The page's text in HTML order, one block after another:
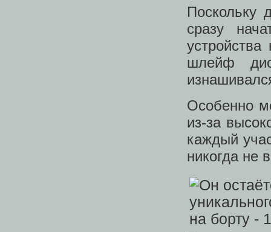
Поскольку
сразу
шлейф
Особенно
из-за
каждый
никогда не